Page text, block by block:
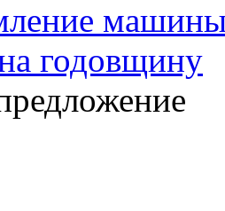
годовщину